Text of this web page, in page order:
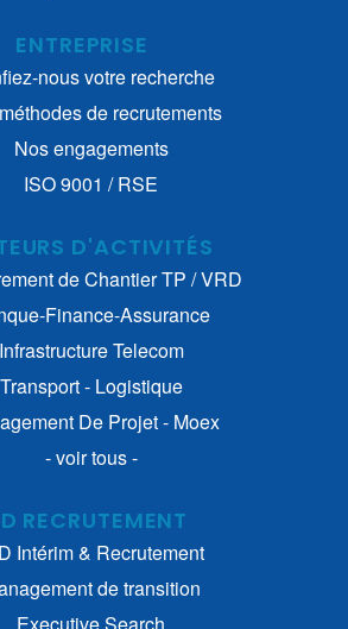
ENTREPRISE
nous votre recherche
de recrutements
Nos engagements
ISO 9001 / RSE
D'ACTIVITÉS
de Chantier TP / VRD
Finance-Assurance
Infrastructure Telecom
Transport - Logistique
De Projet - Moex
- voir tous -
RECRUTEMENT
Intérim & Recrutement
de transition
Executive Search